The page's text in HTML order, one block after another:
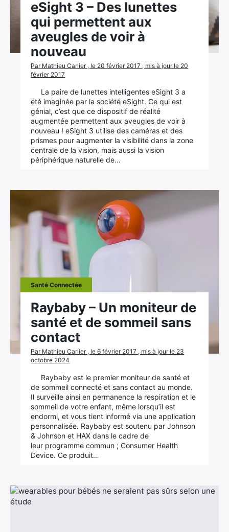
eSight 3 – Des lunettes
qui permettent aux
aveugles de voir à
nouveau
Par Mathieu Carlier , le 20 février 2017 , mis à jour le 20
février 2017
La paire de lunettes intelligentes eSight 3 a
été imaginée par la société eSight. Ce qui est
génial, c’est que ce dispositif de réalité
augmentée permettent aux aveugles de voir à
nouveau ! eSight 3 utilise des caméras et des
prismes pour augmenter la visibilité dans la zone
centrale de la vision, mais aussi la vision
périphérique naturelle de…
Santé Connectée
Raybaby – Un moniteur de
santé et de sommeil sans
contact
Par Mathieu Carlier , le 6 février 2017 , mis à jour le 23
octobre 2024
Raybaby est le premier moniteur de santé et
de sommeil connecté et sans contact au monde.
Il surveille ainsi en permanence la respiration et le
sommeil de votre enfant, même lorsqu’il est
endormi, et vous tient informé via une application
personnalisée. Raybaby est soutenu par Johnson
& Johnson et HAX dans le cadre de
leur programme commun ; Consumer Health
Device. Ce produit…
×